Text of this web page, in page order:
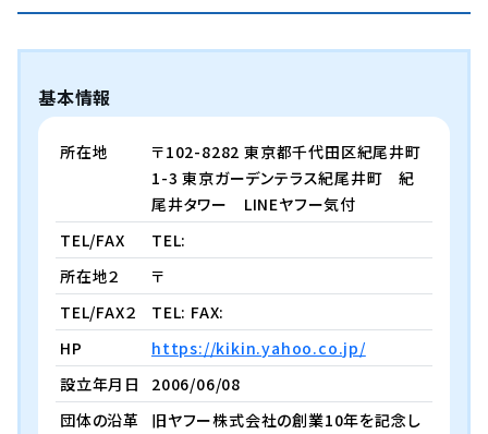
基本情報
所在地
〒102-8282 東京都千代田区紀尾井町
1-3 東京ガーデンテラス紀尾井町 紀
尾井タワー LINEヤフー気付
TEL/FAX
TEL:
所在地２
〒
TEL/FAX２
TEL: FAX:
HP
https://kikin.yahoo.co.jp/
設立年月日
2006/06/08
団体の沿革
旧ヤフー株式会社の創業10年を記念し